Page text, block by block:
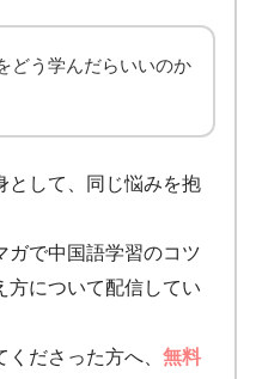
どう学んだらいいのか
として、同じ悩みを抱
ガで中国語学習のコツ
方について配信してい
ださった方へ、 無料